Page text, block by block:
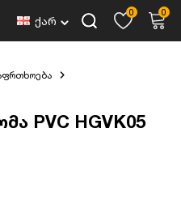
ქარ
0 0
PVC HGVK05